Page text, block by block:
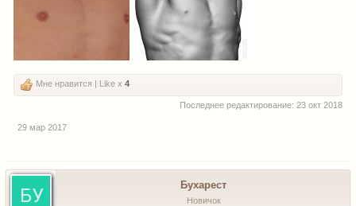
Мне нравится | Like x 4
Последнее редактирование: 23 окт 2018
29 мар 2017
Бухарест
Новичок